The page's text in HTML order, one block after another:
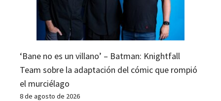
‘Bane no es un villano’ – Batman: Knightfall
Team sobre la adaptación del cómic que rompió
el murciélago
8 de agosto de 2026